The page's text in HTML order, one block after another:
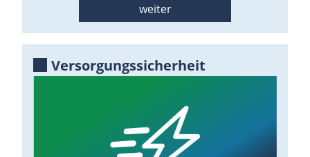
weiter
Versorgungssicherheit